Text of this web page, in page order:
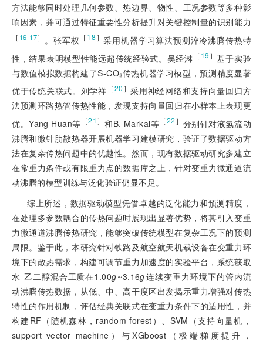
方法能够同时处理几何参数、热边界、物性、工况参数等多种影
响因素，并可通过特征重要性分析提升对关键控制量的识别能力
［ 16-17］ 。张军权 ［ 18 ］ 采用机器学习算法预测淬冷沸腾传热特
性，结果表明模型性能远超传统经验式。吴经淋 ［ 19 ］ 基于实验
与数值模拟数据构建了S-CO₂传热机器学习模型，预测精度显著
优于传统关联式。刘学祥 ［20 ］ 采用神经网络和支持向量回归方
法预测环路热管传热性能，发现支持向量回归在小样本上表现更
优。Yang Huan等 ［21 ］和B. Markal等 ［22 ］ 分别针对液氢流动
沸腾和微针肋散热器开展机器学习建模研究，验证了数据驱动方
法在复杂传热问题中的优越性。然而，现有数据驱动研究多建立
在常重力条件或有限重力点的数据库之上，针对变重力微通道流
动沸腾的模型训练与泛化验证仍显不足。
综上所述，数据驱动模型凭借卓越的泛化能力和预测精度，
在处理多参数耦合的传热问题时展现出显著优势，将其引入变重
力微通道沸腾传热研究，能够突破传统模型在复杂工况下的预测
局限。鉴于此，本研究针对铁路及航空航天机载设备在变重力环
境下的散热需求，构建可调节重力加速度的实验平台，系统获取
水-乙二醇混合工质在1.00g~3.16g连续变重力环境下的管内流
动沸腾传热数据，从低、中、高干度区出发揭示重力增强对传热
特性的作用机制，评估经典关联式在变重力条件下的适用性，并
构建RF（随机森林，random forest）、SVM（支持向量机，
support vector machine）与XGboost（极端梯度提升，